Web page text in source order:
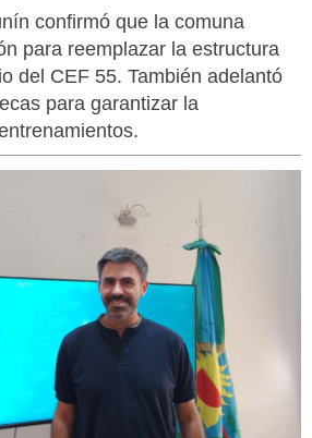
confirmó que la comuna
para reemplazar la estructura
del CEF 55. También adelantó
para garantizar la